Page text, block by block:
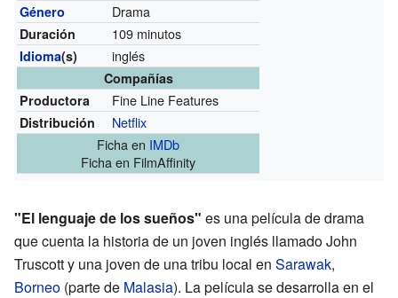
Género Drama
Duración 109 minutos
Idioma(s) inglés
Compañías
Productora
Fine Line Features
Distribución
Netflix
Ficha en IMDb
Ficha en FilmAffinity
"El lenguaje de los sueños" es una película de drama
que cuenta la historia de un joven inglés llamado John
Truscott y una joven de una tribu local en Sarawak,
Borneo (parte de Malasia). La película se desarrolla en el